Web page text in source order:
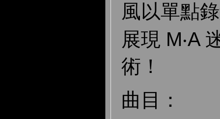
風以單點
展現 M‧A
術！
曲目：